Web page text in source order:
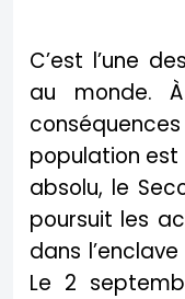
C’est l’une
au monde.
population est
absolu, le
poursuit les
dans
Le 2